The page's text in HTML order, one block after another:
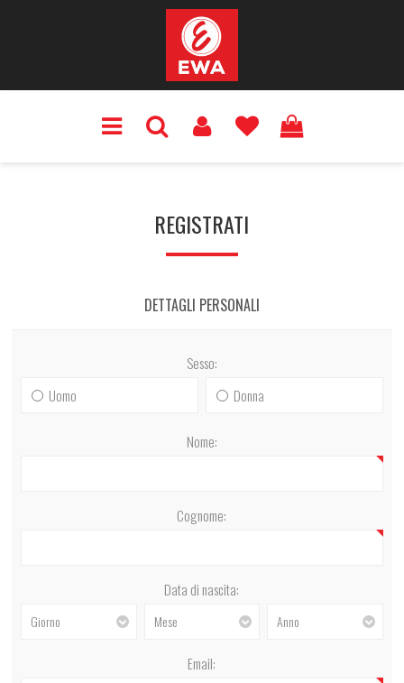
REGISTRATI
DETTAGLI PERSONALI
Sesso:
Uomo
Donna
Nome:
Cognome:
Data di nascita:
Giorno Mese Anno
Email: